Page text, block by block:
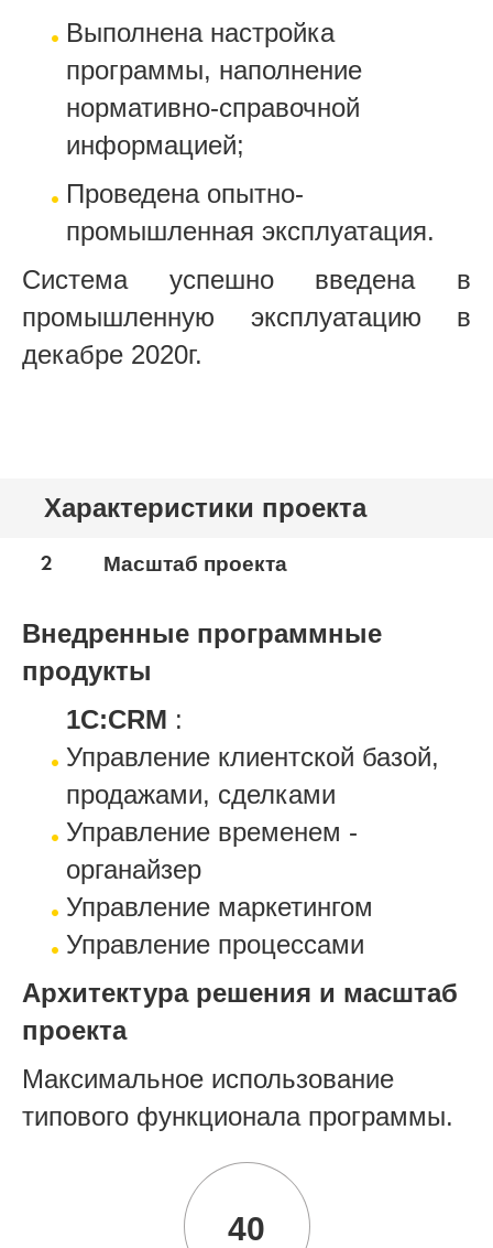
Выполнена настройка
программы, наполнение
нормативно-справочной
информацией;
Проведена опытно-
промышленная эксплуатация.
Система успешно введена в
промышленную эксплуатацию в
декабре 2020г.
Характеристики проекта
2 Масштаб проекта
Внедренные программные
продукты
1С:CRM :
Управление клиентской базой,
продажами, сделками
Управление временем -
органайзер
Управление маркетингом
Управление процессами
Архитектура решения и масштаб
проекта
Максимальное использование
типового функционала программы.
40